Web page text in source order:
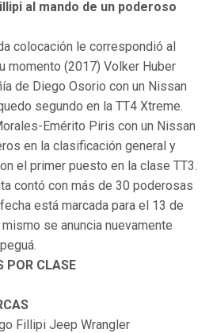
al mando de un poderoso
colocación le correspondió al
momento (2017) Volker Huber
de Diego Osorio con un Nissan
segundo en la TT4 Xtreme.
Emérito Piris con un Nissan
en la clasificación general y
el primer puesto en la clase TT3.
contó con más de 30 poderosas
está marcada para el 13 de
se anuncia nuevamente
POR CLASE
Fillipi Jeep Wrangler